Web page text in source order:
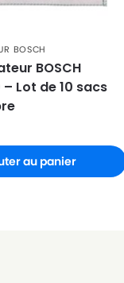
BOSCH
BOSCH
– Lot de 10 sacs
au panier